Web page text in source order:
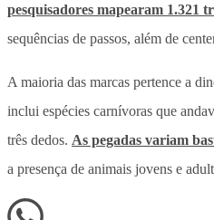
pesquisadores mapearam 1.321
sequências de passos, além de
A maioria das marcas pertence a
inclui espécies carnívoras que
três dedos. As pegadas variam
a presença de animais jovens e